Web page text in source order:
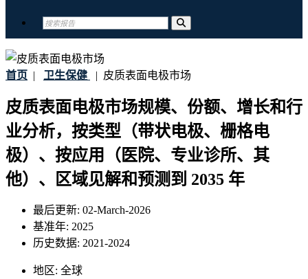
首页 | 卫生保健 | 皮质表面电极市场
皮质表面电极市场规模、份额、增长和行
业分析，按类型（带状电极、栅格电
极）、按应用（医院、专业诊所、其
他）、区域见解和预测到 2035 年
最后更新: 02-March-2026
基准年: 2025
历史数据: 2021-2024
地区: 全球